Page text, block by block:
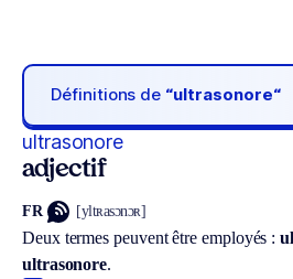
Définitions de “ultrasonore“
ultrasonore
adjectif
FR [yltʀasɔnɔʀ]
Deux termes peuvent être employés :
ultrasonore.